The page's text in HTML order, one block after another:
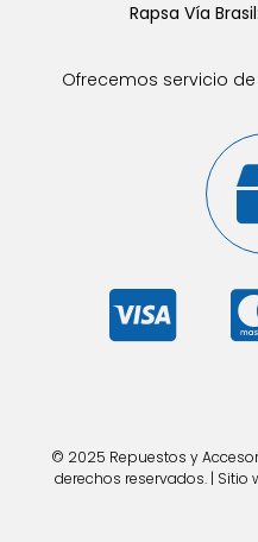
Rapsa Vía
Ofrecemos servicio
© 2025 Repuestos y
derechos reservados. |